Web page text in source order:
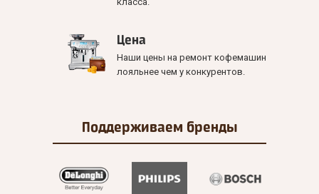
Цена
Наши цены на ремонт кофемашин
лояльнее чем у конкурентов.
Поддерживаем бренды